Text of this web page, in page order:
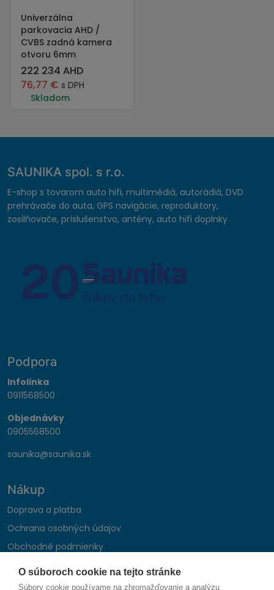
O súboroch cookie na tejto stránke
Súbory cookie používame na zhromažďovanie a analýzu
Univerzálna
parkovacia AHD /
CVBS zadná kamera
otvoru 6mm
222 234 AHD
76,77 € s DPH
Skladom
SAUNIKA spol. s r.o.
E-shop s tovarom auto hifi, multimédiá, autorádiá, DVD
prehrávače do auta, GPS navigácie, reproduktory,
zosilňovače, príslušenstvo, antény, auto hifi doplnky
Podpora
Infolinka
0911568500
Objednávky
0905568500
saunika@saunika.sk
Nákup
Doprava a platba
Ochrana osobných údajov
Obchodné podmienky
Reklamačný poriadok
Montáž autohifi